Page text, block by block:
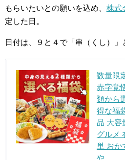
もらいたいとの願いを込め、 株式
定した日。
日付は、９と４で「串（くし）」
数量限
赤字覚
類から
得な福
品 大容
グルメ
単 おか
や